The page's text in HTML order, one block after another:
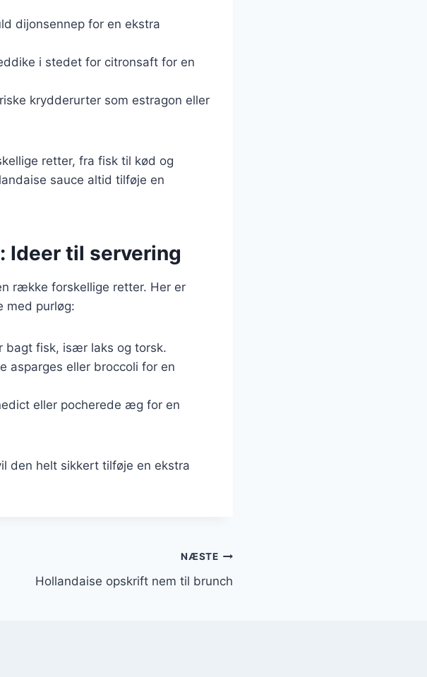
dijonsennep for en ekstra
i stedet for citronsaft for en
krydderurter som estragon eller
retter, fra fisk til kød og
sauce altid tilføje en
Ideer til servering
række forskellige retter. Her er
med purløg:
bagt fisk, især laks og torsk.
asparges eller broccoli for en
eller pocherede æg for en
den helt sikkert tilføje en ekstra
NÆSTE
Hollandaise opskrift nem til brunch